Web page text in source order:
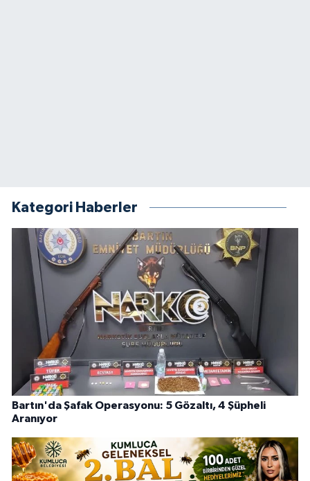
Kategori Haberler
Bartın'da Şafak Operasyonu: 5 Gözaltı, 4 Şüpheli
Aranıyor